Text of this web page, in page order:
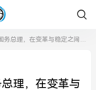
求平衡，韩圣淑将出任韩国国务总理，在变革与稳定之间寻求平衡
理，在变革与